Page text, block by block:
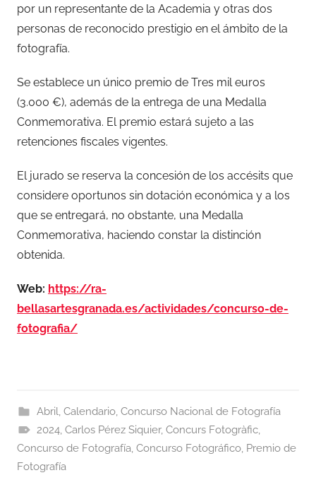
por un representante de la Academia y otras dos
personas de reconocido prestigio en el ámbito de la
fotografía.
Se establece un único premio de Tres mil euros
(3.000 €), además de la entrega de una Medalla
Conmemorativa. El premio estará sujeto a las
retenciones fiscales vigentes.
El jurado se reserva la concesión de los accésits que
considere oportunos sin dotación económica y a los
que se entregará, no obstante, una Medalla
Conmemorativa, haciendo constar la distinción
obtenida.
Web: https://ra-
bellasartesgranada.es/actividades/concurso-de-
fotografia/
Abril, Calendario, Concurso Nacional de Fotografía
2024, Carlos Pérez Siquier, Concurs Fotogràfic,
Concurso de Fotografía, Concurso Fotográfico, Premio de
Fotografía